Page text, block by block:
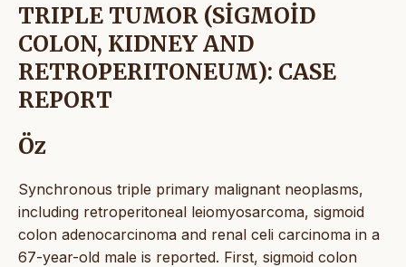
TRIPLE TUMOR (SİGMOİD
COLON, KIDNEY AND
RETROPERITONEUM): CASE
REPORT
Öz
Synchronous triple primary malignant neoplasms,
including retroperitoneal leiomyosarcoma, sigmoid
colon adenocarcinoma and renal celi carcinoma in a
67-year-old male is reported. First, sigmoid colon